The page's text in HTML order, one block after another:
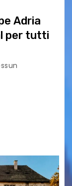
Adria
per tutti